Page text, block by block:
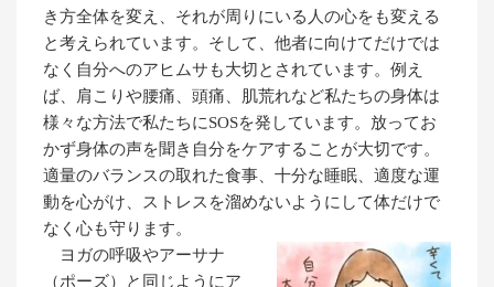
き方全体を変え、それが周りにいる人の心をも変える
と考えられています。そして、他者に向けてだけでは
なく自分へのアヒムサも大切とされています。例え
ば、肩こりや腰痛、頭痛、肌荒れなど私たちの身体は
様々な方法で私たちにSOSを発しています。放ってお
かず身体の声を聞き自分をケアすることが大切です。
適量のバランスの取れた食事、十分な睡眠、適度な運
動を心がけ、ストレスを溜めないようにして体だけで
なく心も守ります。
ヨガの呼吸やアーサナ
（ポーズ）と同じようにア